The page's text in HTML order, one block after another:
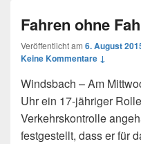
Fahren ohne
Veröffentlicht am 6. August
Keine Kommentare ↓
Windsbach – Am
Uhr ein 17-jähriger
Verkehrskontrolle
festgestellt, dass er für